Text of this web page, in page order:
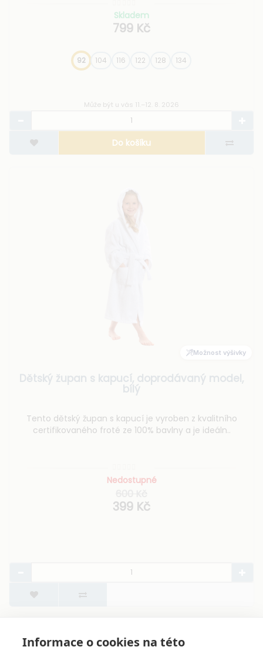
Informace o cookies na této
Skladem
799 Kč
92 104 116 122 128 134
Může být u vás 11.–12. 8. 2026
Do košíku
Možnost výšivky
Dětský župan s kapucí, doprodávaný model,
bílý
Tento dětský župan s kapucí je vyroben z kvalitního
certifikovaného froté ze 100% bavlny a je ideáln..
Nedostupné
399 Kč